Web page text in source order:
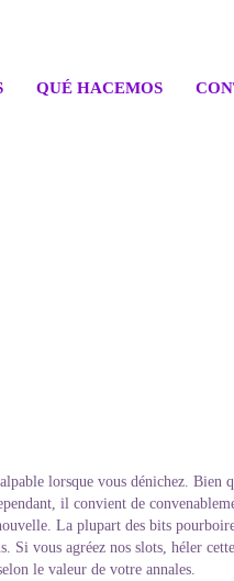
QUÉ HACEMOS
lorsque vous dénichez. Bien
il convient de
La plupart des bits
Si vous agréez nos slots, héler
le valeur de votre annales.